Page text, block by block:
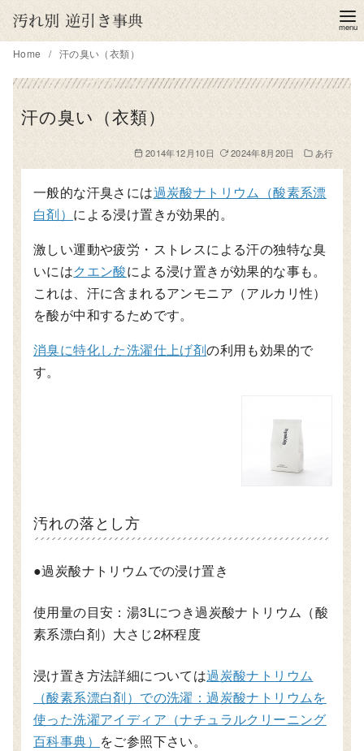
Home 汗の臭い（衣類）
汗の臭い（衣類）
2014年12月10日 2024年8月20日 あ行
一般的な汗臭さには過炭酸ナトリウム（酸素系漂
白剤） による浸け置きが効果的。
激しい運動や疲労・ストレスによる汗の独特な臭
いにはクエン酸による浸け置きが効果的な事も。
これは、汗に含まれるアンモニア（アルカリ性）
を酸が中和するためです。
消臭に特化した洗濯仕上げ剤の利用も効果的で
す。
汚れの落とし方
●過炭酸ナトリウムでの浸け置き
使用量の目安：湯3Lにつき過炭酸ナトリウム（酸
素系漂白剤）大さじ2杯程度
浸け置き方法詳細については過炭酸ナトリウム
（酸素系漂白剤）での洗濯：過炭酸ナトリウムを
使った洗濯アイディア（ナチュラルクリーニング
百科事典） をご参照下さい。